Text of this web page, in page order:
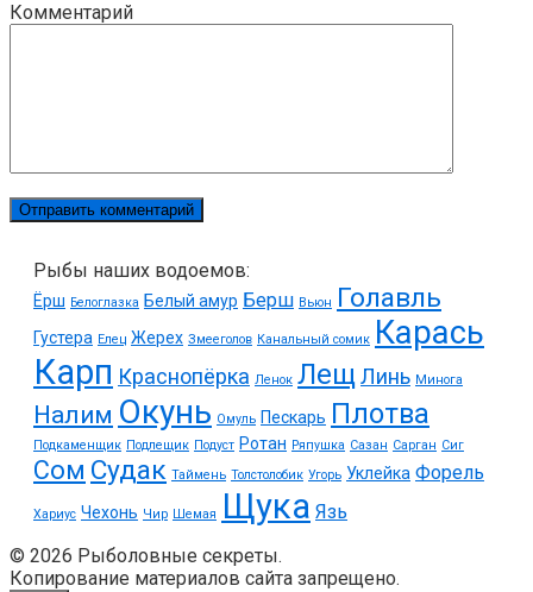
Комментарий
Рыбы наших водоемов:
Ёрш Белоглазка Белый амур Берш Вьюн Голавль
Густера Елец Жерех Змееголов Канальный сомик Карась
Карп Краснопёрка Ленок ЛещЛинь Минога
Налим Окунь Омуль Пескарь Плотва
Подкаменщик Подлещик Подуст Ротан Ряпушка Сазан Сарган Сиг
Сом Судак Таймень Толстолобик Угорь Уклейка Форель
Хариус Чехонь Чир Шемая Щука Язь
© 2026 Рыболовные секреты.
Копирование материалов сайта запрещено.